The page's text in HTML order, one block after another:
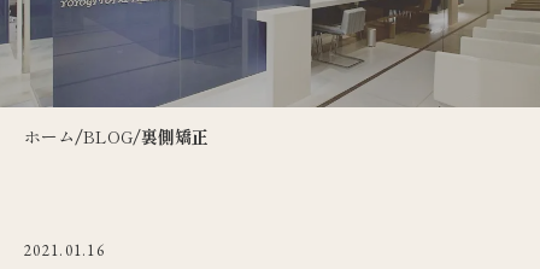
ホーム/BLOG/裏側矯正
2021.01.16